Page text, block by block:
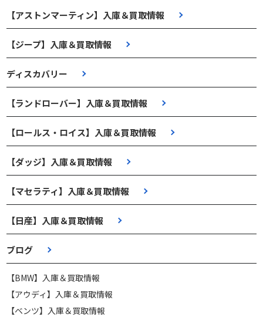
【アストンマーティン】入庫＆買取情報
【ジープ】入庫＆買取情報
ディスカバリー
【ランドローバー】入庫＆買取情報
【ロールス・ロイス】入庫＆買取情報
【ダッジ】入庫＆買取情報
【マセラティ】入庫＆買取情報
【日産】入庫＆買取情報
ブログ
【BMW】入庫＆買取情報
【アウディ】入庫＆買取情報
【ベンツ】入庫＆買取情報